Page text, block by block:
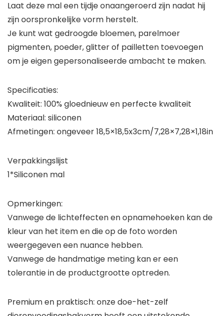
Laat deze mal een tijdje onaangeroerd zijn nadat hij
zijn oorspronkelijke vorm herstelt.
Je kunt wat gedroogde bloemen, parelmoer
pigmenten, poeder, glitter of pailletten toevoegen
om je eigen gepersonaliseerde ambacht te maken.
Specificaties:
Kwaliteit: 100% gloednieuw en perfecte kwaliteit
Materiaal: siliconen
Afmetingen: ongeveer 18,5×18,5x3cm/7,28×7,28×1,18in
Verpakkingslijst
1*Siliconen mal
Opmerkingen:
Vanwege de lichteffecten en opnamehoeken kan de
kleur van het item en die op de foto worden
weergegeven een nuance hebben.
Vanwege de handmatige meting kan er een
tolerantie in de productgrootte optreden.
Premium en praktisch: onze doe-het-zelf